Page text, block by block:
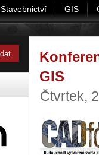
Stavebnictví GIS
GIS
Čtvrtek,